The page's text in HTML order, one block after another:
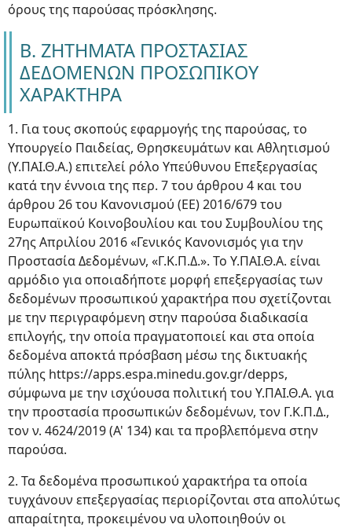
όρους της παρούσας πρόσκλησης.
Β. ΖΗΤΗΜΑΤΑ ΠΡΟΣΤΑΣΙΑΣ
ΔΕΔΟΜΕΝΩΝ ΠΡΟΣΩΠΙΚΟΥ
ΧΑΡΑΚΤΗΡΑ
1. Για τους σκοπούς εφαρμογής της παρούσας, το
Υπουργείο Παιδείας, Θρησκευμάτων και Αθλητισμού
(Υ.ΠΑΙ.Θ.Α.) επιτελεί ρόλο Υπεύθυνου Επεξεργασίας
κατά την έννοια της περ. 7 του άρθρου 4 και του
άρθρου 26 του Κανονισμού (ΕΕ) 2016/679 του
Ευρωπαϊκού Κοινοβουλίου και του Συμβουλίου της
27ης Απριλίου 2016 «Γενικός Κανονισμός για την
Προστασία Δεδομένων, «Γ.Κ.Π.Δ.». Το Υ.ΠΑΙ.Θ.Α. είναι
αρμόδιο για οποιαδήποτε μορφή επεξεργασίας των
δεδομένων προσωπικού χαρακτήρα που σχετίζονται
με την περιγραφόμενη στην παρούσα διαδικασία
επιλογής, την οποία πραγματοποιεί και στα οποία
δεδομένα αποκτά πρόσβαση μέσω της δικτυακής
πύλης https://apps.espa.minedu.gov.gr/depps,
σύμφωνα με την ισχύουσα πολιτική του Υ.ΠΑΙ.Θ.Α. για
την προστασία προσωπικών δεδομένων, τον Γ.Κ.Π.Δ.,
τον ν. 4624/2019 (Α' 134) και τα προβλεπόμενα στην
παρούσα.
2. Τα δεδομένα προσωπικού χαρακτήρα τα οποία
τυγχάνουν επεξεργασίας περιορίζονται στα απολύτως
απαραίτητα, προκειμένου να υλοποιηθούν οι